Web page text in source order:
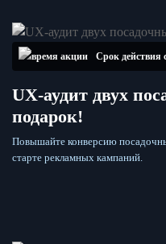
Срок действия
UX-аудит двух
подарок!
Повышайте конверсию
старте рекламных кампаний.